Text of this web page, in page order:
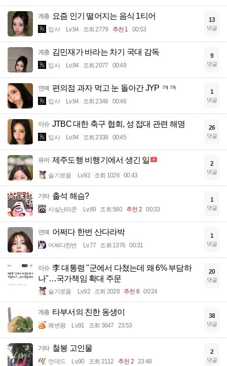
계층 요즘 인기 떨어지는 음식 1티어
입사 Lv.94 조회 2779 추천 1 00:53
13
댓글
계층 김민재가 바라는 차기 국대 감독
입사 Lv.94 조회 2077 00:49
9
댓글
연예 편의점 과자 먹고 눈 돌아간 JYP ㅋㅋ
입사 Lv.94 조회 2346 00:46
1
댓글
이슈 JTBC 대한 축구 협회, 성 접대 관련 해명
입사 Lv.94 조회 2338 00:45
26
댓글
유머 제주도행 비행기에서 생긴 일
슬기로움 Lv.92 조회 1026 00:43
2
댓글
기타 출석 해슴?
사실난라쿤 Lv.89 조회 580 추천 2 00:33
1
댓글
연예 어쩌다 한번 산다라박
어쩌다한번 Lv.77 조회 1376 00:31
1
댓글
이슈 李 대통령 "군에서 다쳤는데 왜 6% 부담하
나"…국가책임 확대 주문
슬기로움 Lv.92 조회 2028 추천 6 00:24
20
댓글
계층 타부서의 친한 동생이
쾌변왕 Lv.91 조회 3647 23:53
38
댓글
기타 철봉 고인물
언데드 Lv.90 조회 2112 추천 2 23:48
2
댓글